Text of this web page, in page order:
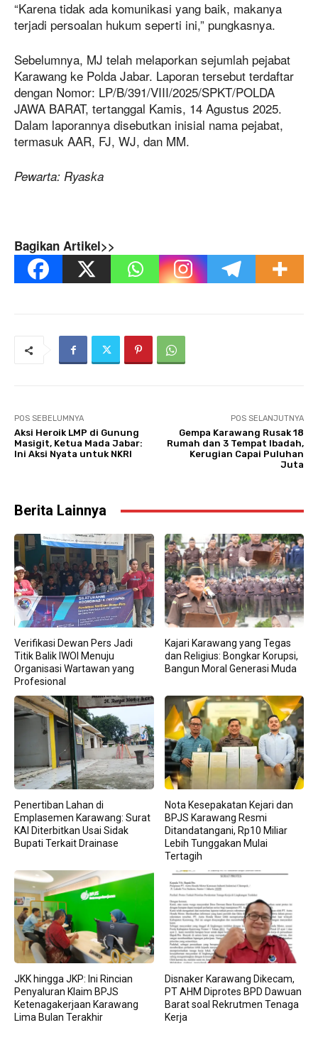
“Karena tidak ada komunikasi yang baik, makanya
terjadi persoalan hukum seperti ini,” pungkasnya.
Sebelumnya, MJ telah melaporkan sejumlah pejabat
Karawang ke Polda Jabar. Laporan tersebut terdaftar
dengan Nomor: LP/B/391/VIII/2025/SPKT/POLDA
JAWA BARAT, tertanggal Kamis, 14 Agustus 2025.
Dalam laporannya disebutkan inisial nama pejabat,
termasuk AAR, FJ, WJ, dan MM.
Pewarta: Ryaska
Bagikan Artikel>>
POS SEBELUMNYA
Aksi Heroik LMP di Gunung
Masigit, Ketua Mada Jabar:
Ini Aksi Nyata untuk NKRI
POS SELANJUTNYA
Gempa Karawang Rusak 18
Rumah dan 3 Tempat Ibadah,
Kerugian Capai Puluhan
Juta
Berita Lainnya
Verifikasi Dewan Pers Jadi
Titik Balik IWOI Menuju
Organisasi Wartawan yang
Profesional
Kajari Karawang yang Tegas
dan Religius: Bongkar Korupsi,
Bangun Moral Generasi Muda
Penertiban Lahan di
Emplasemen Karawang: Surat
KAI Diterbitkan Usai Sidak
Bupati Terkait Drainase
Nota Kesepakatan Kejari dan
BPJS Karawang Resmi
Ditandatangani, Rp10 Miliar
Lebih Tunggakan Mulai
Tertagih
JKK hingga JKP: Ini Rincian
Penyaluran Klaim BPJS
Ketenagakerjaan Karawang
Lima Bulan Terakhir
Disnaker Karawang Dikecam,
PT AHM Diprotes BPD Dawuan
Barat soal Rekrutmen Tenaga
Kerja